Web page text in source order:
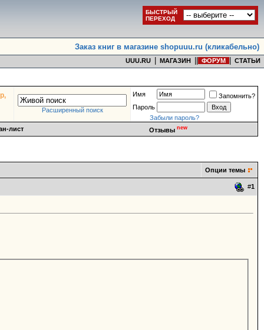
БЫСТРЫЙ
ПЕРЕХОД
Заказ книг в магазине shopuuu.ru (кликабельно)
UUU.RU МАГАЗИН ФОРУМ СТАТЬИ
Расширенный поиск
Имя
Запомнить?
Пароль
Забыли пароль?
лист
Отзывы new
Опции темы
#1